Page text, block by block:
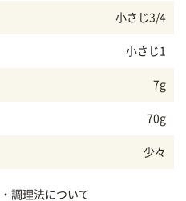
小さじ3/4
小さじ1
7g
70g
少々
調理法について